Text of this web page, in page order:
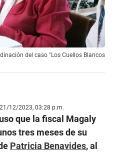
del caso "Los Cuellos Blancos
12/2023, 03:28 p.m.
que la fiscal Magaly
tres meses de su
Patricia Benavides, al